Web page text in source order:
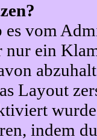
es vom
nur ein
Layout
indem